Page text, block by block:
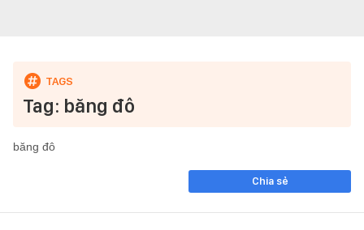
Tag: băng đô
băng đô
Chia sẻ